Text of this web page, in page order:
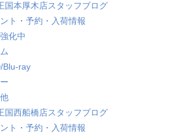
国本厚木店スタッフブログ
ト・予約・入荷情報
化中
Blu-ray
国西船橋店スタッフブログ
ト・予約・入荷情報